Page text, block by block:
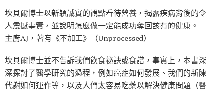
坎貝爾博士以新穎誠實的觀點看待營養，揭露疾病背後的令
人震撼事實，並說明怎麼做一定能成功奪回該有的健康。——
主廚AJ，著有《不加工》（Unprocessed）
坎貝爾博士並不告訴我們飲食祕訣或食譜，事實上，本書深
深探討了醫學研究的過程，例如癌症如何發展、我們的新陳
代謝如何運作等，以及人們太容易吃藥以解決健康問題（醫